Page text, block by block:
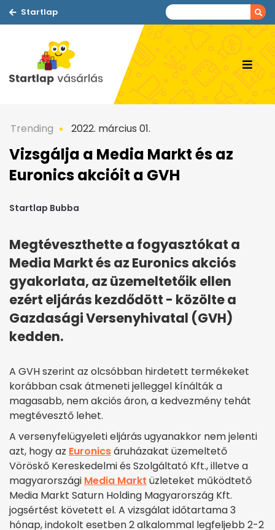
Startlap
Trending 2022. március 01.
Vizsgálja a Media Markt és az
Euronics akcióit a GVH
Startlap Bubba
Megtéveszthette a fogyasztókat a
Media Markt és az Euronics akciós
gyakorlata, az üzemeltetőik ellen
ezért eljárás kezdődött - közölte a
Gazdasági Versenyhivatal (GVH)
kedden.
A GVH szerint az olcsóbban hirdetett termékeket
korábban csak átmeneti jelleggel kínálták a
magasabb, nem akciós áron, a kedvezmény tehát
megtévesztő lehet.
A versenyfelügyeleti eljárás ugyanakkor nem jelenti
azt, hogy az Euronicsáruházakat üzemeltető
Vöröskő Kereskedelmi és Szolgáltató Kft., illetve a
magyarországi Media Markt üzleteket működtető
Media Markt Saturn Holding Magyarország Kft.
jogsértést követett el. A vizsgálat időtartama 3
hónap, indokolt esetben 2 alkalommal legfeljebb 2-2